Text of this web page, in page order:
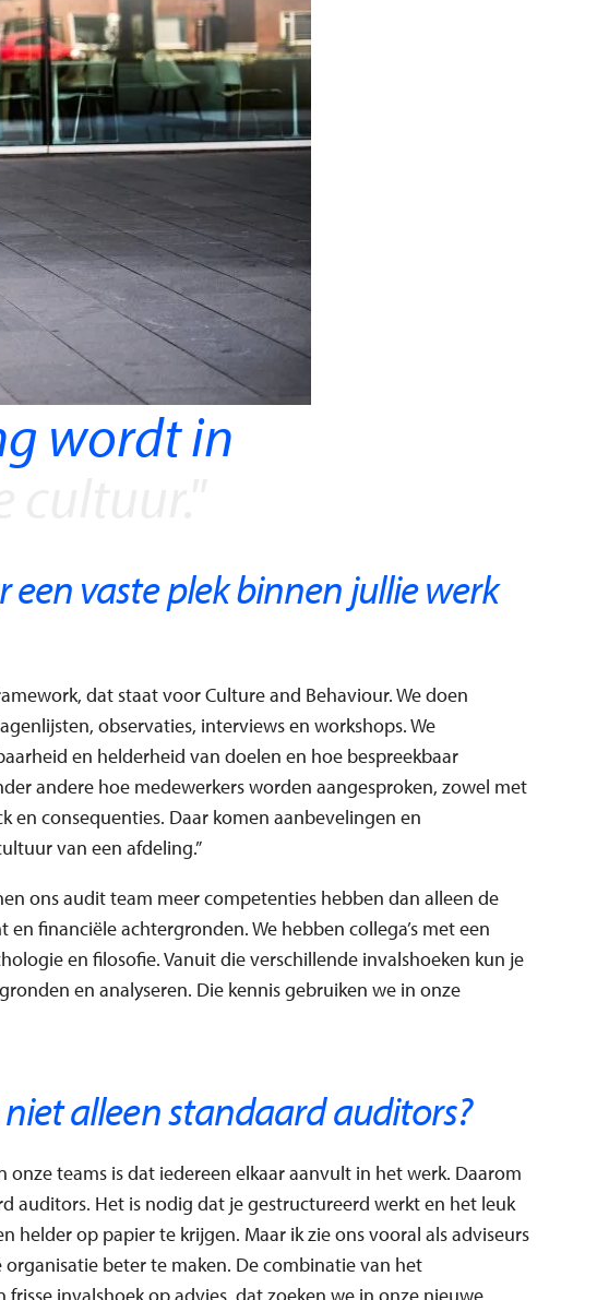
wordt in
een vaste plek binnen jullie werk
dat staat voor Culture and Behaviour. We doen
observaties, interviews en workshops. We
en helderheid van doelen en hoe bespreekbaar
andere hoe medewerkers worden aangesproken, zowel met
en consequenties. Daar komen aanbevelingen en
van een afdeling.”
ons audit team meer competenties hebben dan alleen de
financiële achtergronden. We hebben collega’s met een
en filosofie. Vanuit die verschillende invalshoeken kun je
en analyseren. Die kennis gebruiken we in onze
alleen standaard auditors?
onze teams is dat iedereen elkaar aanvult in het werk. Daarom
auditors. Het is nodig dat je gestructureerd werkt en het leuk
helder op papier te krijgen. Maar ik zie ons vooral als adviseurs
organisatie beter te maken. De combinatie van het